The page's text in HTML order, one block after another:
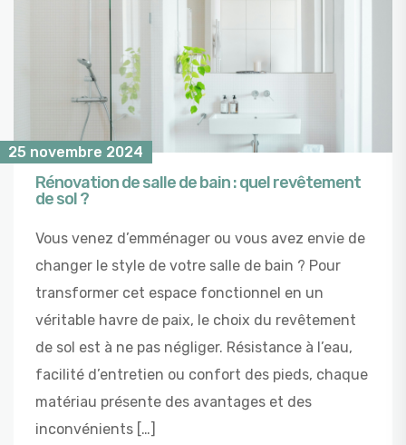
25 novembre 2024
Rénovation de salle de bain : quel revêtement
de sol ?
Vous venez d’emménager ou vous avez envie de
changer le style de votre salle de bain ? Pour
transformer cet espace fonctionnel en un
véritable havre de paix, le choix du revêtement
de sol est à ne pas négliger. Résistance à l’eau,
facilité d’entretien ou confort des pieds, chaque
matériau présente des avantages et des
inconvénients […]